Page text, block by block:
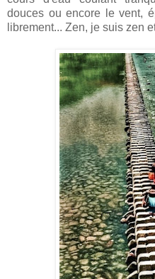
douces ou encore le vent,
librement... Zen, je suis zen